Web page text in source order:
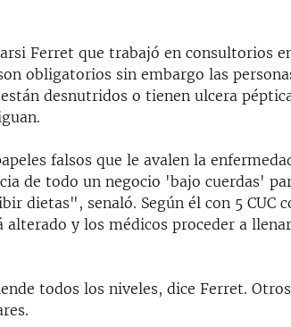
Ferret que trabajó en consultorios
obligatorios sin embargo las
desnutridos o tienen ulcera
falsos que le avalen la
de todo un negocio 'bajo cuerdas'
dietas", senaló. Según él con 5 CUC
alterado y los médicos proceder a
todos los niveles, dice Ferret.